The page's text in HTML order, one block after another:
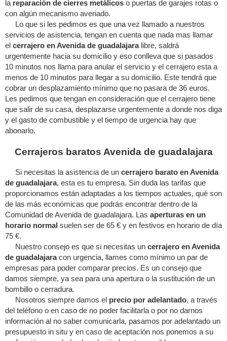
la reparación de cierres metálicos o puertas de garajes rotas o
con algún mecanismo averiado.
Lo que si les pedimos es que una vez llamado a nuestros
servicios de asistencia, tengan en cuenta que nada mas llamar
el cerrajero en Avenida de guadalajaralibre, saldrá
urgentemente hacia su domicilio y eso conlleva que si pasados
10 minutos nos llama para anular el servicio y el cerrajero esta a
menos de 10 minutos para llegar a su domicilio. Este tendrá que
cobrar un desplazamiento mínimo que no pasara de 36 euros.
Les pedimos que tengan en consideración que el cerrajero tiene
que salir de su casa, desplazarse urgentemente a donde nos diga
y el gasto de combustible y el tiempo de urgencia hay que
abonarlo.
Cerrajeros baratos Avenida de guadalajara
Si necesitas la asistencia de un cerrajero barato en Avenida
de guadalajara, esta es tu empresa. Sin duda las tarifas que
proporcionamos están adaptadas a los tiempos actuales, qué son
de las más económicas que podrás encontrar dentro de la
Comunidad de Avenida de guadalajara. Las aperturas en un
horario normal suelen ser de 65 € y en festivos en horario de día
75 €.
Nuestro consejo es que si necesitas un cerrajero en Avenida
de guadalajaracon urgencia, llames como mínimo un par de
empresas para poder comparar precios. Es un consejo que
damos siempre, ya sea para una apertura o la sustitución de un
bombillo o cerradura.
Nosotros siempre damos el precio por adelantado, a través
del teléfono o en caso de no poder facilitarla o por no darnos
información al no saber comunicarla, pasamos por adelantado un
presupuesto in situ y en caso de aceptación nos ponemos a su